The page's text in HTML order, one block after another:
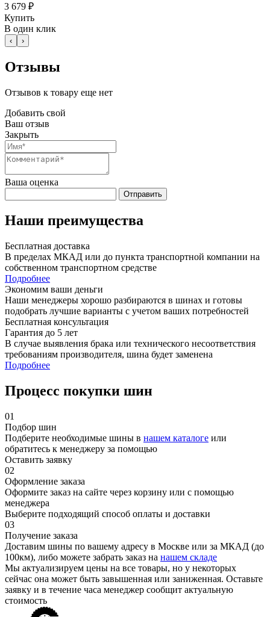
3 679 ₽
Купить
В один клик
‹ ›
Отзывы
Отзывов к товару еще нет
Добавить свой
Ваш отзыв
Закрыть
Ваша оценка
Отправить
Наши преимущества
Бесплатная доставка
В пределах МКАД или до пункта транспортной компании на
собственном транспортном средстве
Подробнее
Экономим ваши деньги
Наши менеджеры хорошо разбираются в шинах и готовы
подобрать лучшие варианты с учетом ваших потребностей
Бесплатная консультация
Гарантия до 5 лет
В случае выявления брака или технического несоответствия
требованиям производителя, шина будет заменена
Подробнее
Процесс покупки шин
01
Подбор шин
Подберите необходимые шины в нашем каталоге или
обратитесь к менеджеру за помощью
Оставить заявку
02
Оформление заказа
Оформите заказ на сайте через корзину или с помощью
менеджера
Выберите подходящий способ оплаты и доставки
03
Получение заказа
Доставим шины по вашему адресу в Москве или за МКАД (до
100км), либо можете забрать заказ на нашем складе
Мы актуализируем цены на все товары, но у некоторых
сейчас она может быть завышенная или заниженная. Оставьте
заявку и в течение часа менеджер сообщит актуальную
стоимость